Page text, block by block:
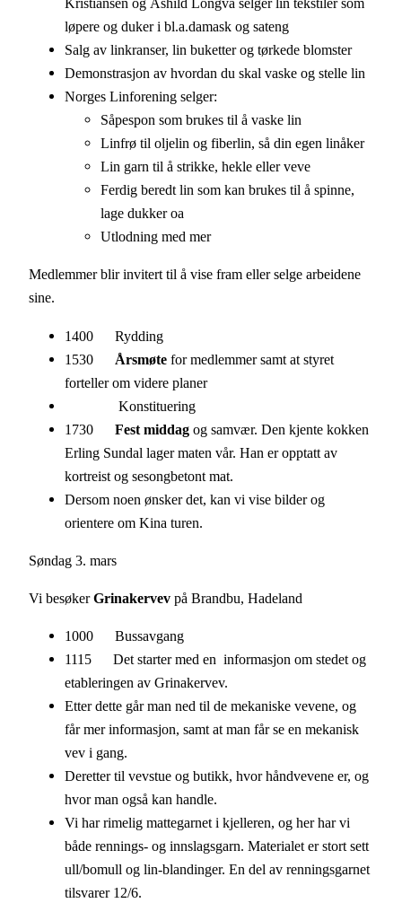
løpere og duker i bl.a.damask og sateng
Salg av linkranser, lin buketter og tørkede blomster
Demonstrasjon av hvordan du skal vaske og stelle lin
Norges Linforening selger:
Såpespon som brukes til å vaske lin
Linfrø til oljelin og fiberlin, så din egen linåker
Lin garn til å strikke, hekle eller veve
Ferdig beredt lin som kan brukes til å spinne,
lage dukker oa
Utlodning med mer
Medlemmer blir invitert til å vise fram eller selge arbeidene
sine.
1400 Rydding
1530 Årsmøte for medlemmer samt at styret
forteller om videre planer
Konstituering
1730 Fest middag og samvær. Den kjente kokken
Erling Sundal lager maten vår. Han er opptatt av
kortreist og sesongbetont mat.
Dersom noen ønsker det, kan vi vise bilder og
orientere om Kina turen.
Søndag 3. mars
Vi besøkerGrinakervev på Brandbu, Hadeland
1000 Bussavgang
1115 Det starter med en informasjon om stedet og
etableringen av Grinakervev.
Etter dette går man ned til de mekaniske vevene, og
får mer informasjon, samt at man får se en mekanisk
vev i gang.
Deretter til vevstue og butikk, hvor håndvevene er, og
hvor man også kan handle.
Vi har rimelig mattegarnet i kjelleren, og her har vi
både rennings- og innslagsgarn. Materialet er stort sett
ull/bomull og lin-blandinger. En del av renningsgarnet
tilsvarer 12/6.